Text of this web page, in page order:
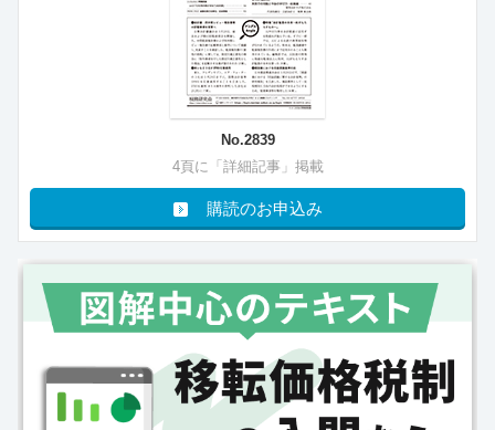
No.2839
4頁に「詳細記事」掲載
購読のお申込み